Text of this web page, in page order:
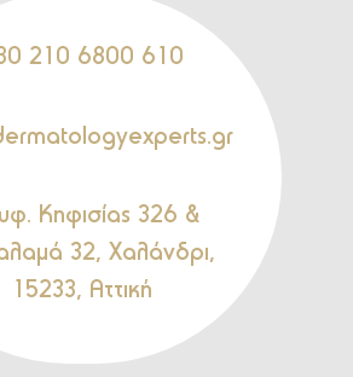
210 6800 610
Κηφισίας 326 &
32, Χαλάνδρι,
15233, Αττική